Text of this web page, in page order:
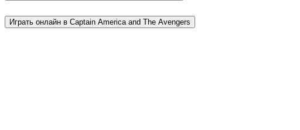
Играть онлайн в Captain America and The Avengers